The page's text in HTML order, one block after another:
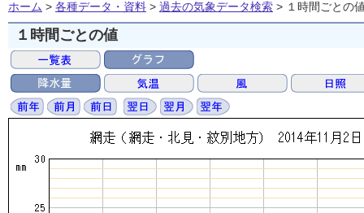
ホーム > 各種データ・資料 > 過去の気象データ検索 > １時間ごとの
１時間ごとの値